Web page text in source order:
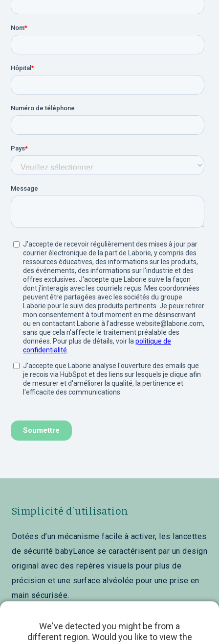
Simplicité d’utilisation
Dotées d’un mécanisme facile à activer, les lancettes
de sécurité babyLance se caractérisent par un design
original avec des repères visuels pour plus de
précision et une surface alvéolée pour une prise en
main sécurisée.
Vidéo – Mode d’emploi de la lancette
de sécurité babyLance
We've detected you might be from a
different region. Would you like to view the